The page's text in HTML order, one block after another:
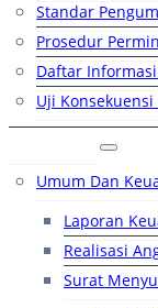
Standar
Prosedur
Daftar Informasi
Uji
Umum Dan
Laporan
Realisasi
Surat